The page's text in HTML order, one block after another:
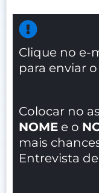
Clique no e-
para enviar
Colocar no
NOME e o
mais
Entrevista